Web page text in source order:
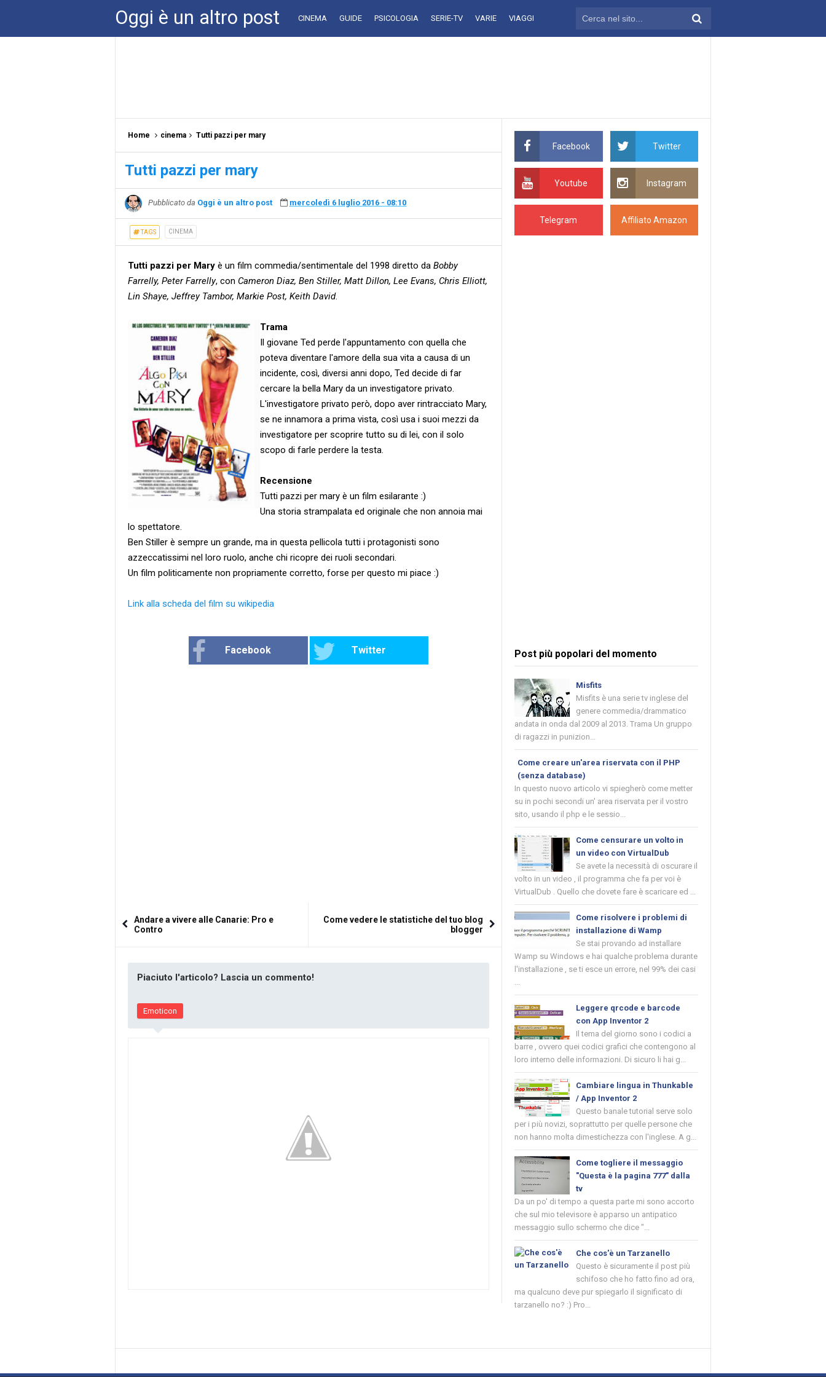
Oggi è un altro post CINEMA GUIDE PSICOLOGIA SERIE-TV VARIE VIAGGI
Home cinema Tutti pazzi per mary
Tutti pazzi per mary
Pubblicato da Oggi è un altro post mercoledì 6 luglio 2016 - 08:10
TAGS CINEMA
Tutti pazzi per Mary è un film commedia/sentimentale del 1998 diretto da Bobby
Farrelly, Peter Farrelly, con Cameron Diaz, Ben Stiller, Matt Dillon, Lee Evans, Chris Elliott,
Lin Shaye, Jeffrey Tambor, Markie Post, Keith David.
Trama
Il giovane Ted perde l'appuntamento con quella che
poteva diventare l'amore della sua vita a causa di un
incidente, così, diversi anni dopo, Ted decide di far
cercare la bella Mary da un investigatore privato.
L'investigatore privato però, dopo aver rintracciato Mary,
se ne innamora a prima vista, così usa i suoi mezzi da
investigatore per scoprire tutto su di lei, con il solo
scopo di farle perdere la testa.
Recensione
Tutti pazzi per mary è un film esilarante :)
Una storia strampalata ed originale che non annoia mai
lo spettatore.
Ben Stiller è sempre un grande, ma in questa pellicola tutti i protagonisti sono
azzeccatissimi nel loro ruolo, anche chi ricopre dei ruoli secondari.
Un film politicamente non propriamente corretto, forse per questo mi piace :)
Link alla scheda del film su wikipedia
Facebook Twitter
Andare a vivere alle Canarie: Pro e
Contro
Come vedere le statistiche del tuo blog
blogger
Piaciuto l'articolo? Lascia un commento!
Emoticon
Facebook Twitter
Youtube Instagram
Telegram Affiliato Amazon
Post più popolari del momento
Misfits
Misfits è una serie tv inglese del
genere commedia/drammatico
andata in onda dal 2009 al 2013. Trama Un gruppo
di ragazzi in punizion...
Come creare un'area riservata con il PHP
(senza database)
In questo nuovo articolo vi spiegherò come metter
su in pochi secondi un' area riservata per il vostro
sito, usando il php e le sessio...
Come censurare un volto in
un video con VirtualDub
Se avete la necessità di oscurare il
volto in un video , il programma che fa per voi è
VirtualDub . Quello che dovete fare è scaricare ed ...
Come risolvere i problemi di
installazione di Wamp
Se stai provando ad installare
Wamp su Windows e hai qualche problema durante
l'installazione , se ti esce un errore, nel 99% dei casi
...
Leggere qrcode e barcode
con App Inventor 2
Il tema del giorno sono i codici a
barre , ovvero quei codici grafici che contengono al
loro interno delle informazioni. Di sicuro li hai g...
Cambiare lingua in Thunkable
/ App Inventor 2
Questo banale tutorial serve solo
per i più novizi, soprattutto per quelle persone che
non hanno molta dimestichezza con l'inglese. A g...
Come togliere il messaggio
"Questa è la pagina 777" dalla
tv
Da un po' di tempo a questa parte mi sono accorto
che sul mio televisore è apparso un antipatico
messaggio sullo schermo che dice "...
Che cos'è un Tarzanello
Questo è sicuramente il post più
schifoso che ho fatto fino ad ora,
ma qualcuno deve pur spiegarlo il significato di
tarzanello no? :) Pro...